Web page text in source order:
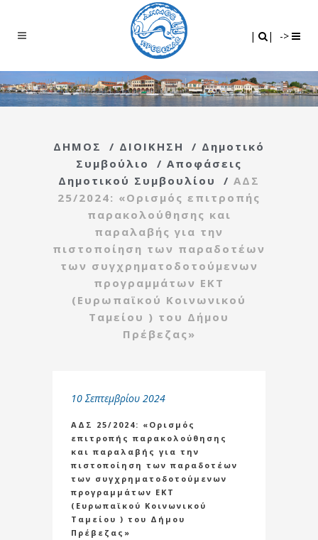
| | ->
ΔΗΜΟΣ / ΔΙΟΙΚΗΣΗ / Δημοτικό
Συμβούλιο
/ Αποφάσεις
Δημοτικού Συμβουλίου
/ ΑΔΣ
25/2024: «Ορισμός επιτροπής
παρακολούθησης και
παραλαβής για την
πιστοποίηση των παραδοτέων
των συγχρηματοδοτούμενων
προγραμμάτων ΕΚΤ
(Ευρωπαϊκού Κοινωνικού
Ταμείου ) του Δήμου
Πρέβεζας»
10 Σεπτεμβρίου 2024
ΑΔΣ 25/2024: «Ορισμός
επιτροπής παρακολούθησης
και παραλαβής για την
πιστοποίηση των παραδοτέων
των συγχρηματοδοτούμενων
προγραμμάτων ΕΚΤ
(Ευρωπαϊκού Κοινωνικού
Ταμείου ) του Δήμου
Πρέβεζας»